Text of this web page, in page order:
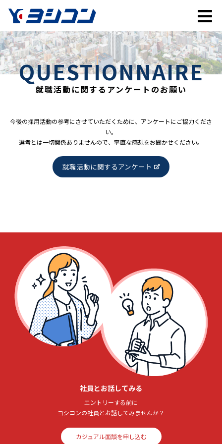
QUESTIONNAIRE
就職活動に関するアンケートのお願い
今後の採用活動の参考にさせていただくために、アンケートにご協力くださ
い。
選考とは一切関係ありませんので、率直な感想をお聞かせください。
就職活動に関するアンケート
社員とお話してみる
エントリーする前に
ヨシコンの社員とお話してみませんか？
カジュアル面談を申し込む